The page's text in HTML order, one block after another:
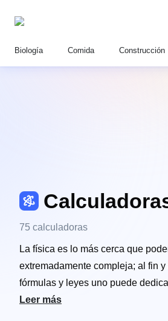
Biología Comida Construcción
75 calculadoras
La física es lo más cerca que
extremadamente compleja; al fin
fórmulas y leyes uno puede
memorizamos las ecuaciones
Leer más